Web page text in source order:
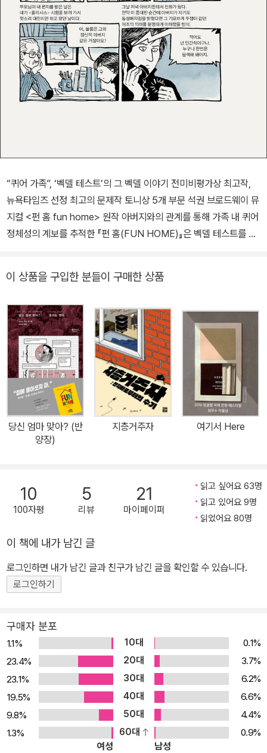
“퀴어 가족”, ‘벡델 테스트’의 그 벡델 이야기 전미비평가상 최고작,
뉴욕타임즈 선정 최고의 문제작 토니상 5개 부문 석권 브로드웨이 뮤
지컬 <펀 홈 fun home> 원작 아버지와의 관계를 통해 가족 내 퀴어
정체성의 계보를 추적한 『펀 홈(FUN HOME)』은 벡델 테스트를 만
크에서 장례식장(FUNERAL HOME)의 장의사이자 영문학 교사로
적해 갑니다. 정상 가족의 강박 속에서 평생 자기 자신을 숨기고 산 아
버지 브루스 벡델. 그의 비밀스런 동성애와 저자 자신의 당찬 퀴어 성
장담 사이의 교차점을 회고하며 한없이 고독하지만 특별했던 가족 이
야기를 절제된 관찰과 묘사로 훌륭하게 복원해냈지요. 어린 시절 누
구나 한 번쯤 경험했을 일상적 사건과 가족 간 갈등, 성장과 독립의 과
정 안에 삶과 죽음, 성적 지향과 성 정체성, 고전 문학, 정치, 역사, 하
위문화 요소를 씨실 날실로 촘촘하게 엮어내며 현시대에 인간성의 복
원과 휴머니즘, 관용의 가치를 전합니다. 이를 원작으로 삼은 브로드
을 더욱더 빛내고 있습니다. “중쇄의 참맛!” 레트로 마니아를 위한 페
이퍼백 <펀 홈>, 스웨덴 친환경 종이와 중질 만화지로 무게와 책값은
40% 낮추되 가독성은 그대로. 2017년 상반기 텀블벅 그래픽노블
시사인이 주목한 퀴어 문학/그래픽노블 펀 홈이 가볍고 저렴한 페이
퍼백으로 출시된다는 소식이 SNS과 입소문을 통해 전해지면서 일반
후원자와 동네책방을 포함해 다시 500여 권의 책이 한 달 만에 선
스트 이기준 작가가 맡아 종이 만화책이 가진 레트로한 멋을 살려 주
었어요. 표지는 스웨덴 감성의 친환경 종이인 문캔 폴라, 내지는 중질
만화지로 세련미를 놓치지 않으면서도 감촉과 냄새에 빈티지한 매력
을 더했습니다. 또한 큼직한 판형을 유지해 본문 가독성을 놓치지 않
았습니다. [미디어 소개] ☞ 한겨레 2017년 9월 17일자 기사 바로가
기 ☞ 경향신문 2017년 9월 26일자 기사 바로가기 ☞ 주간경향 20
18년 1월 23일자 기사 바로가기 ☞ 만화로 본 세상 2018년 6월 4일
자 기사 바로가기 ☞ 시사IN 2018년 1월 16일자 기사 바로가기
이 상품을 구입한 분들이 구매한 상품
당신 엄마 맞아? (반
양장)
지층거주자 여기서 Here
10
100자평
5
리뷰
21
마이페이퍼
읽고 싶어요 63명
읽고 있어요 9명
읽었어요 80명
이 책에 내가 남긴 글
로그인하면 내가 남긴 글과 친구가 남긴 글을 확인할 수 있습니다.
로그인하기
구매자 분포
1.1% 10대
0.1%
23.4%
20대
3.7%
23.1%
30대
6.2%
19.5%
40대
6.6%
9.8%
50대
4.4%
1.3%
60대
0.9%
여성
남성